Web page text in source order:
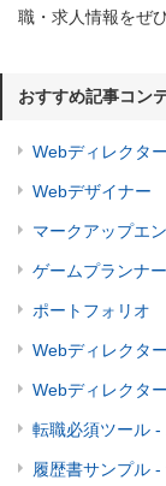
職・求人情報をぜ
おすすめ記事コン
Webディレクター
Webデザイナー
マークアップエ
ゲームプランナー
ポートフォリオ
Webディレクタ
Webディレクタ
転職必須ツール
履歴書サンプル